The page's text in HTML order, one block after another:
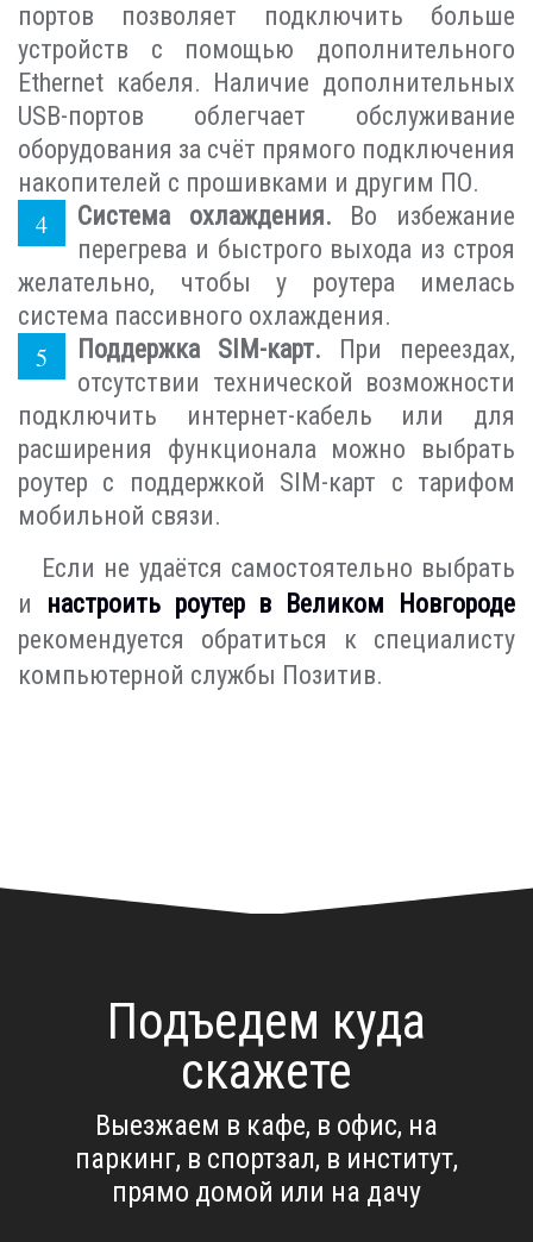
портов позволяет подключить больше
устройств с помощью дополнительного
Ethernet кабеля. Наличие дополнительных
USB-портов облегчает обслуживание
оборудования за счёт прямого подключения
накопителей с прошивками и другим ПО.
Система охлаждения. Во избежание
перегрева и быстрого выхода из строя
желательно, чтобы у роутера имелась
система пассивного охлаждения.
Поддержка SIM-карт. При переездах,
отсутствии технической возможности
подключить интернет-кабель или для
расширения функционала можно выбрать
роутер с поддержкой SIM-карт с тарифом
мобильной связи.
Если не удаётся самостоятельно выбрать
и настроить роутер в Великом Новгороде
рекомендуется обратиться к специалисту
компьютерной службы Позитив.
Подъедем куда
скажете
Выезжаем в кафе, в офис, на
паркинг, в спортзал, в институт,
прямо домой или на дачу